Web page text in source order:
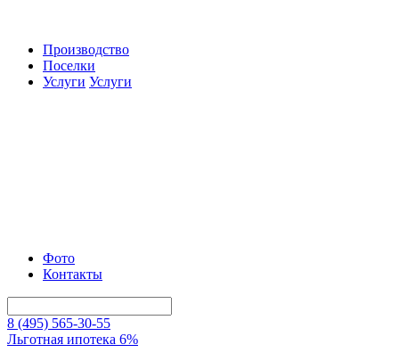
Производство
Поселки
Услуги Услуги
Фото
Контакты
8 (495) 565-30-55
Льготная ипотека 6%